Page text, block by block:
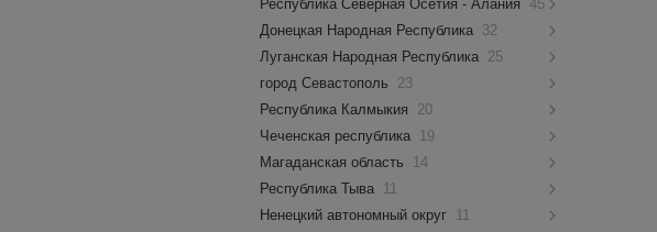
Республика Северная Осетия - Алания
45
Донецкая Народная Республика 32
Луганская Народная Республика 25
город Севастополь
23
Республика Калмыкия
20
Чеченская республика 19
Магаданская область
14
Республика Тыва 11
Ненецкий автономный округ 11